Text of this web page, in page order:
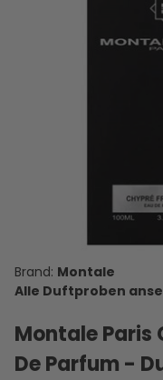
Montale
Alle Duftproben
Montale Paris
De Parfum -